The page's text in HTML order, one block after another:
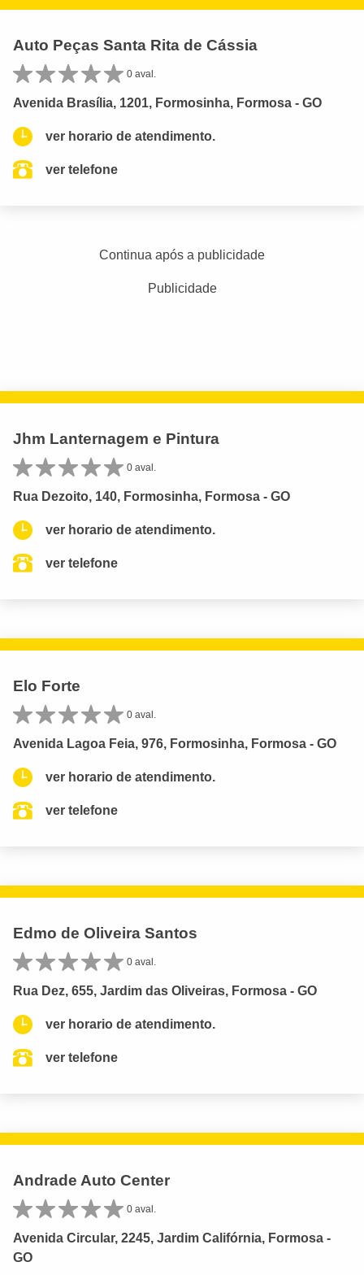
Auto Peças Santa Rita de Cássia
0 aval.
Avenida Brasília, 1201, Formosinha, Formosa - GO
ver horario de atendimento.
ver telefone
Continua após a publicidade
Publicidade
Jhm Lanternagem e Pintura
0 aval.
Rua Dezoito, 140, Formosinha, Formosa - GO
ver horario de atendimento.
ver telefone
Elo Forte
0 aval.
Avenida Lagoa Feia, 976, Formosinha, Formosa - GO
ver horario de atendimento.
ver telefone
Edmo de Oliveira Santos
0 aval.
Rua Dez, 655, Jardim das Oliveiras, Formosa - GO
ver horario de atendimento.
ver telefone
Andrade Auto Center
0 aval.
Avenida Circular, 2245, Jardim Califórnia, Formosa -
GO